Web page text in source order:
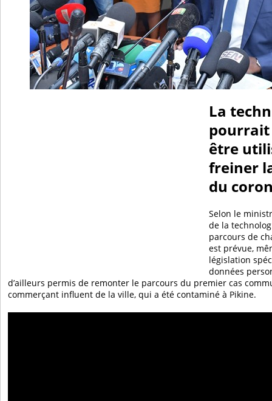
La
pourrait
être
freiner
du
Selon le
de la
parcours de
est prévue,
législation
données
d’ailleurs permis de remonter le parcours du premier cas
commerçant influent de la ville, qui a été contaminé à Pikine.